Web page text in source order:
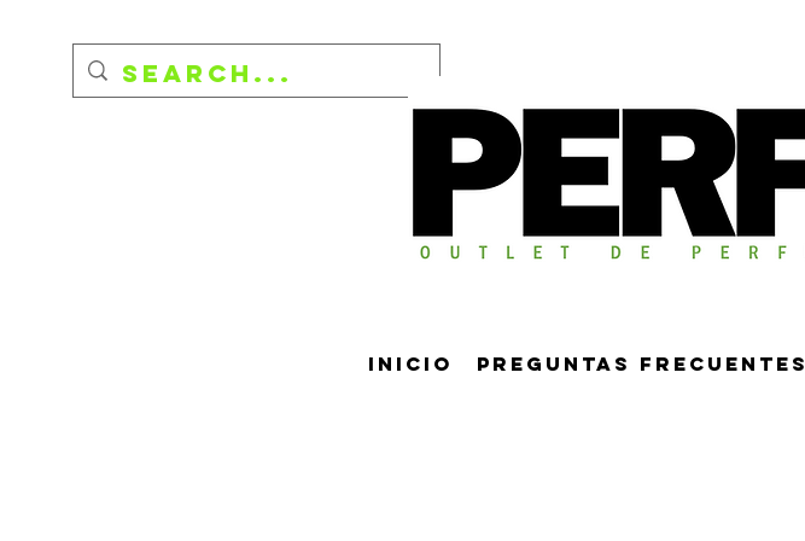
Inicio Preguntas frecuentes